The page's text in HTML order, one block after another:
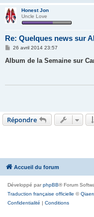
Honest Jon
Uncle Love
Re: Quelques news sur
M
s
26 avril 2014 23:57
Album de la Semaine sur
Répondre
Accueil du forum
Développé parphpBB® Forum
Traduction française officielle ©
Confidentialité | Conditions